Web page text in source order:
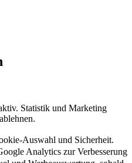
Statistik und Marketing
Auswahl und Sicherheit.
Analytics zur Verbesserung